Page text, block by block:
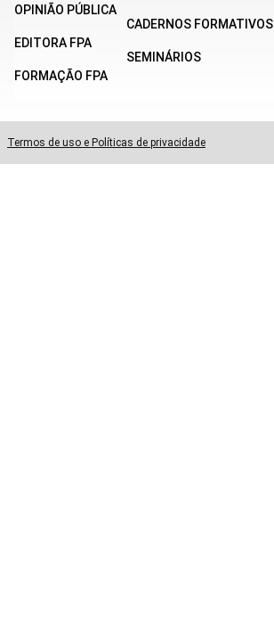
OPINIÃO PÚBLICA
EDITORA FPA
FORMAÇÃO FPA
CADERNOS FORMATIVOS
SEMINÁRIOS
Termos de uso e Políticas de privacidade